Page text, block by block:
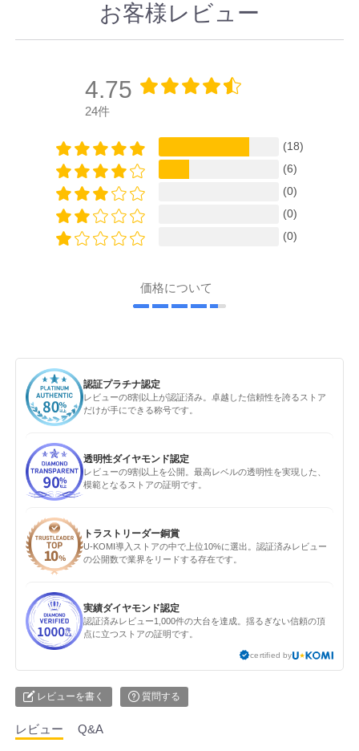
お客様レビュー
4.75
24件
(18)
(6)
(0)
(0)
(0)
価格について
認証プラチナ認定
レビューの8割以上が認証済み。卓越した信頼性を誇るストア
だけが手にできる称号です。
透明性ダイヤモンド認定
レビューの9割以上を公開。最高レベルの透明性を実現した、
模範となるストアの証明です。
トラストリーダー銅賞
U-KOMI導入ストアの中で上位10%に選出。認証済みレビュー
の公開数で業界をリードする存在です。
実績ダイヤモンド認定
認証済みレビュー1,000件の大台を達成。揺るぎない信頼の頂
点に立つストアの証明です。
certified by
レビューを書く 質問する
レビュー Q&A